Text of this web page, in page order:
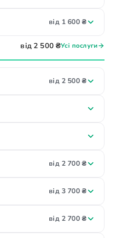
від 1 600 ₴
від 2 500 ₴Усі послуги
від 2 500 ₴
від 2 700 ₴
від 3 700 ₴
від 2 700 ₴